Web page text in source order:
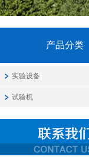
产品分类
实验设备
试验机